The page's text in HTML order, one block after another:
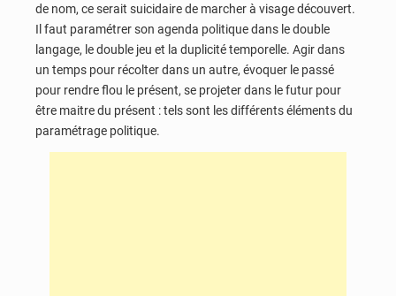
de nom, ce serait suicidaire de marcher à visage découvert.
Il faut paramétrer son agenda politique dans le double
langage, le double jeu et la duplicité temporelle. Agir dans
un temps pour récolter dans un autre, évoquer le passé
pour rendre flou le présent, se projeter dans le futur pour
être maitre du présent : tels sont les différents éléments du
paramétrage politique.